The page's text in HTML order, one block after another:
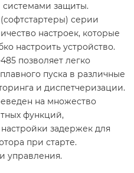
защиты.
серии
настроек, которые
настроить устройство.
позволяет легко
пуска в различные
и диспетчеризации.
на множество
функций,
задержек для
при старте.
управления.